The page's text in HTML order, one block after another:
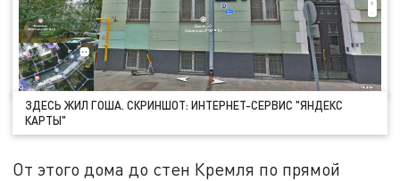
ЗДЕСЬ ЖИЛ ГОША. СКРИНШОТ: ИНТЕРНЕТ-СЕРВИС "ЯНДЕКС
КАРТЫ"
От этого дома до стен Кремля по прямой